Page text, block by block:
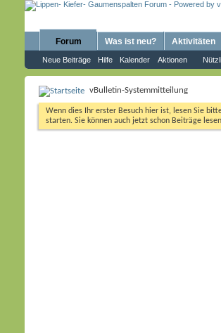
Forum
Neue Beiträge Hilfe Kalender Aktionen
Was ist neu? Aktivitäten
vBulletin-Systemmitteilung
Wenn dies Ihr erster Besuch hier ist, lesen Sie
starten. Sie können auch jetzt schon Beiträge